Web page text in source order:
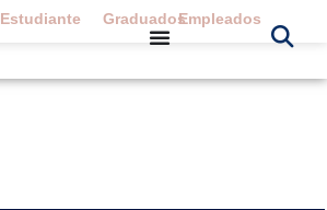
Estudiante GraduadosEmpleados